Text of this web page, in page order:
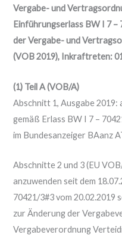
Vergabe- und
Einführungserlass BW I 7 –
der Vergabe- und
(VOB 2019), Inkraftreten:
(1) Teil A (VOB/A)
Abschnitt 1, Ausgabe 2019:
gemäß Erlass BW I 7 –
im Bundesanzeiger BAanz
Abschnitte 2 und 3 (EU
anzuwenden seit dem
70421/3#3 vom
zur Änderung der
Vergabeverordnung